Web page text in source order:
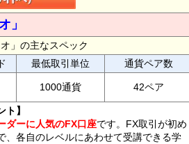
」
」の主なスペック
最低取引単位
通貨ペア数
1000通貨 42ペア
】
ダーに人気のFX口座です。FX取引が初め
、各自のレベルにあわせて受講できる学